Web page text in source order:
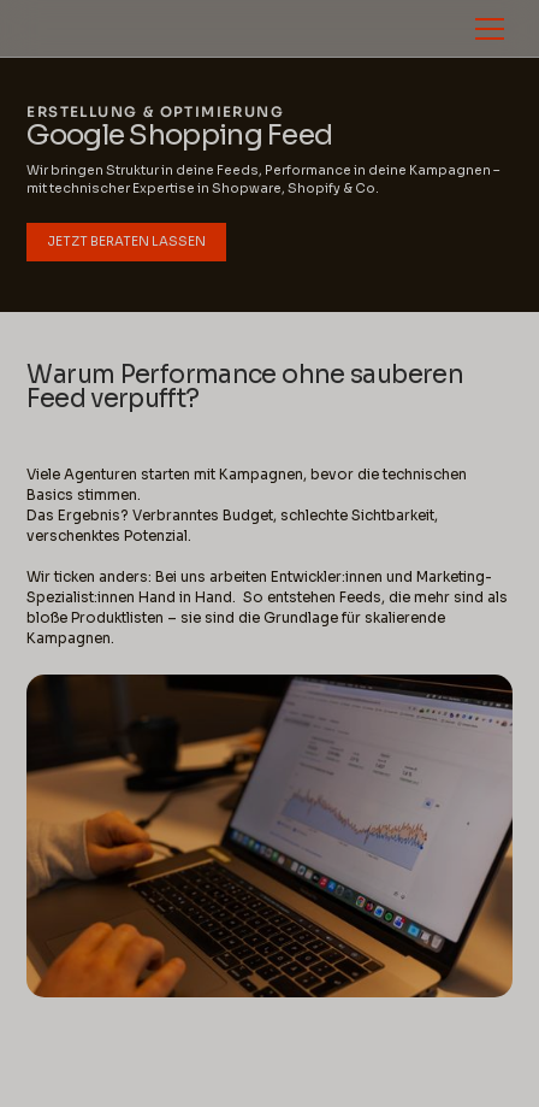
ERSTELLUNG & OPTIMIERUNG
Google Shopping Feed
Wir bringen Struktur in deine Feeds, Performance in deine Kampagnen –
mit technischer Expertise in Shopware, Shopify & Co.
JETZT BERATEN LASSEN
Warum Performance ohne sauberen
Feed verpufft?
Viele Agenturen starten mit Kampagnen, bevor die technischen
Basics stimmen.
Das Ergebnis? Verbranntes Budget, schlechte Sichtbarkeit,
verschenktes Potenzial.
Wir ticken anders: Bei uns arbeiten Entwickler:innen und Marketing-
Spezialist:innen Hand in Hand. So entstehen Feeds, die mehr sind als
bloße Produktlisten – sie sind die Grundlage für skalierende
Kampagnen.